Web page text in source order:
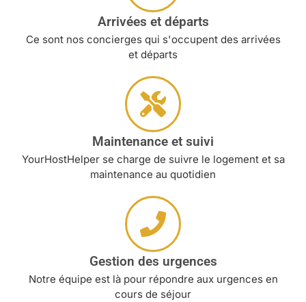
Arrivées et départs
Ce sont nos concierges qui s'occupent des arrivées
et départs
Maintenance et suivi
YourHostHelper se charge de suivre le logement et sa
maintenance au quotidien
Gestion des urgences
Notre équipe est là pour répondre aux urgences en
cours de séjour